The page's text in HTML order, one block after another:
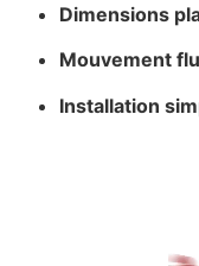
Dimensions
Mouvement
Installation